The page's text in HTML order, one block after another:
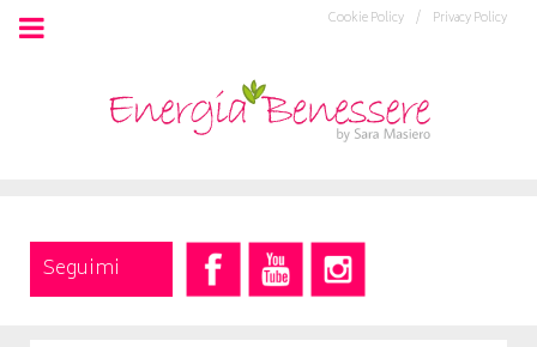
Privacy Policy
Cookie Policy /
Seguimi